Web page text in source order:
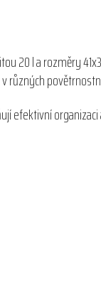
20 l a rozměry
různých
efektivní